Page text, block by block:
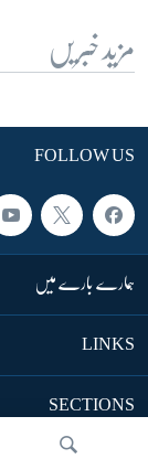
مزید خبریں
FOLLOW US
ہمارے بارے میں
LINKS
SECTIONS